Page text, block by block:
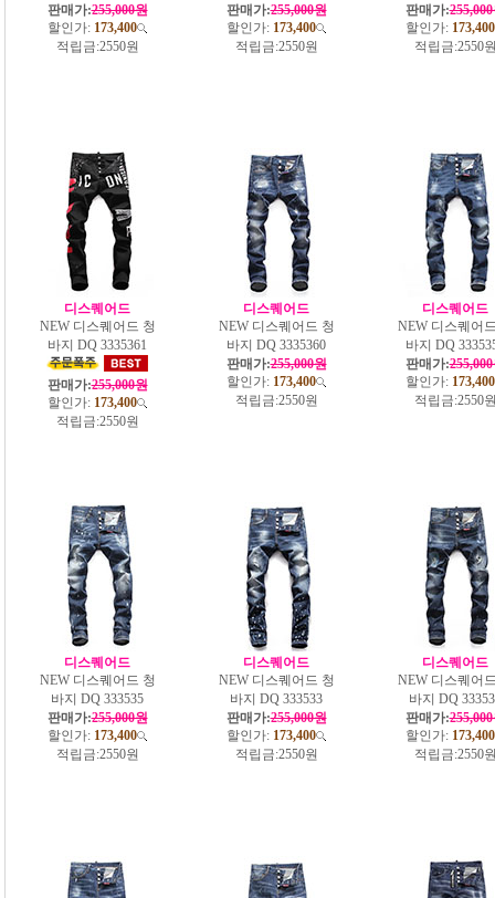
판매가:255,000원
할인가: 173,400
적립금:2550원
판매가:255,000원
할인가: 173,400
적립금:2550원
판매가:
할인가: 173,400
적립금:2550
디스퀘어드
NEW 디스퀘어드 청
바지 DQ 3335361
판매가:255,000원
할인가: 173,400
적립금:2550원
디스퀘어드
NEW 디스퀘어드 청
바지 DQ 3335360
판매가:255,000원
할인가: 173,400
적립금:2550원
디스퀘어드
NEW 디스퀘어
바지 DQ
판매가:
할인가: 173,400
적립금:2550
디스퀘어드
NEW 디스퀘어드 청
바지 DQ 333535
판매가:255,000원
할인가: 173,400
적립금:2550원
디스퀘어드
NEW 디스퀘어드 청
바지 DQ 333533
판매가:255,000원
할인가: 173,400
적립금:2550원
디스퀘어드
NEW 디스퀘어
바지 DQ
판매가:
할인가: 173,400
적립금:2550